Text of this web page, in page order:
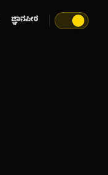
ಜ್ಞಾನಪೀಠ